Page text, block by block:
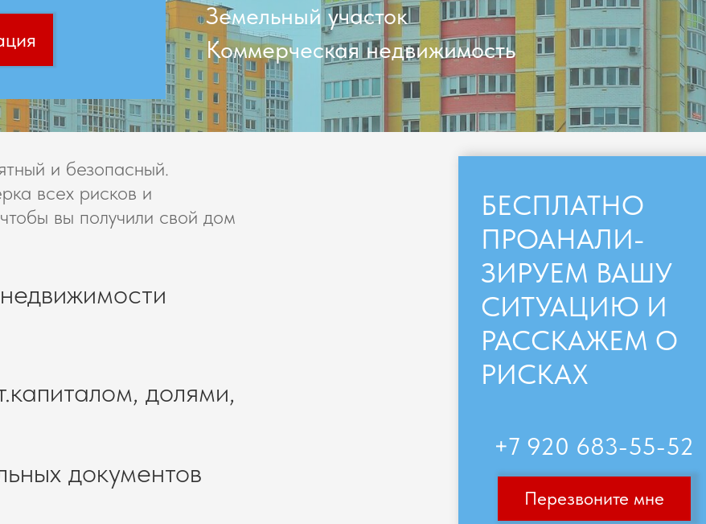
Земельный участок
Коммерческая недвижимость
+7 920 683-55-52
Перезвоните мне
БЕСПЛАТНО
ПРОАНАЛИ-
ЗИРУЕМ ВАШУ
СИТУАЦИЮ И
РАССКАЖЕМ О
РИСКАХ
и безопасный.
всех рисков и
вы получили свой дом
долями,
документов